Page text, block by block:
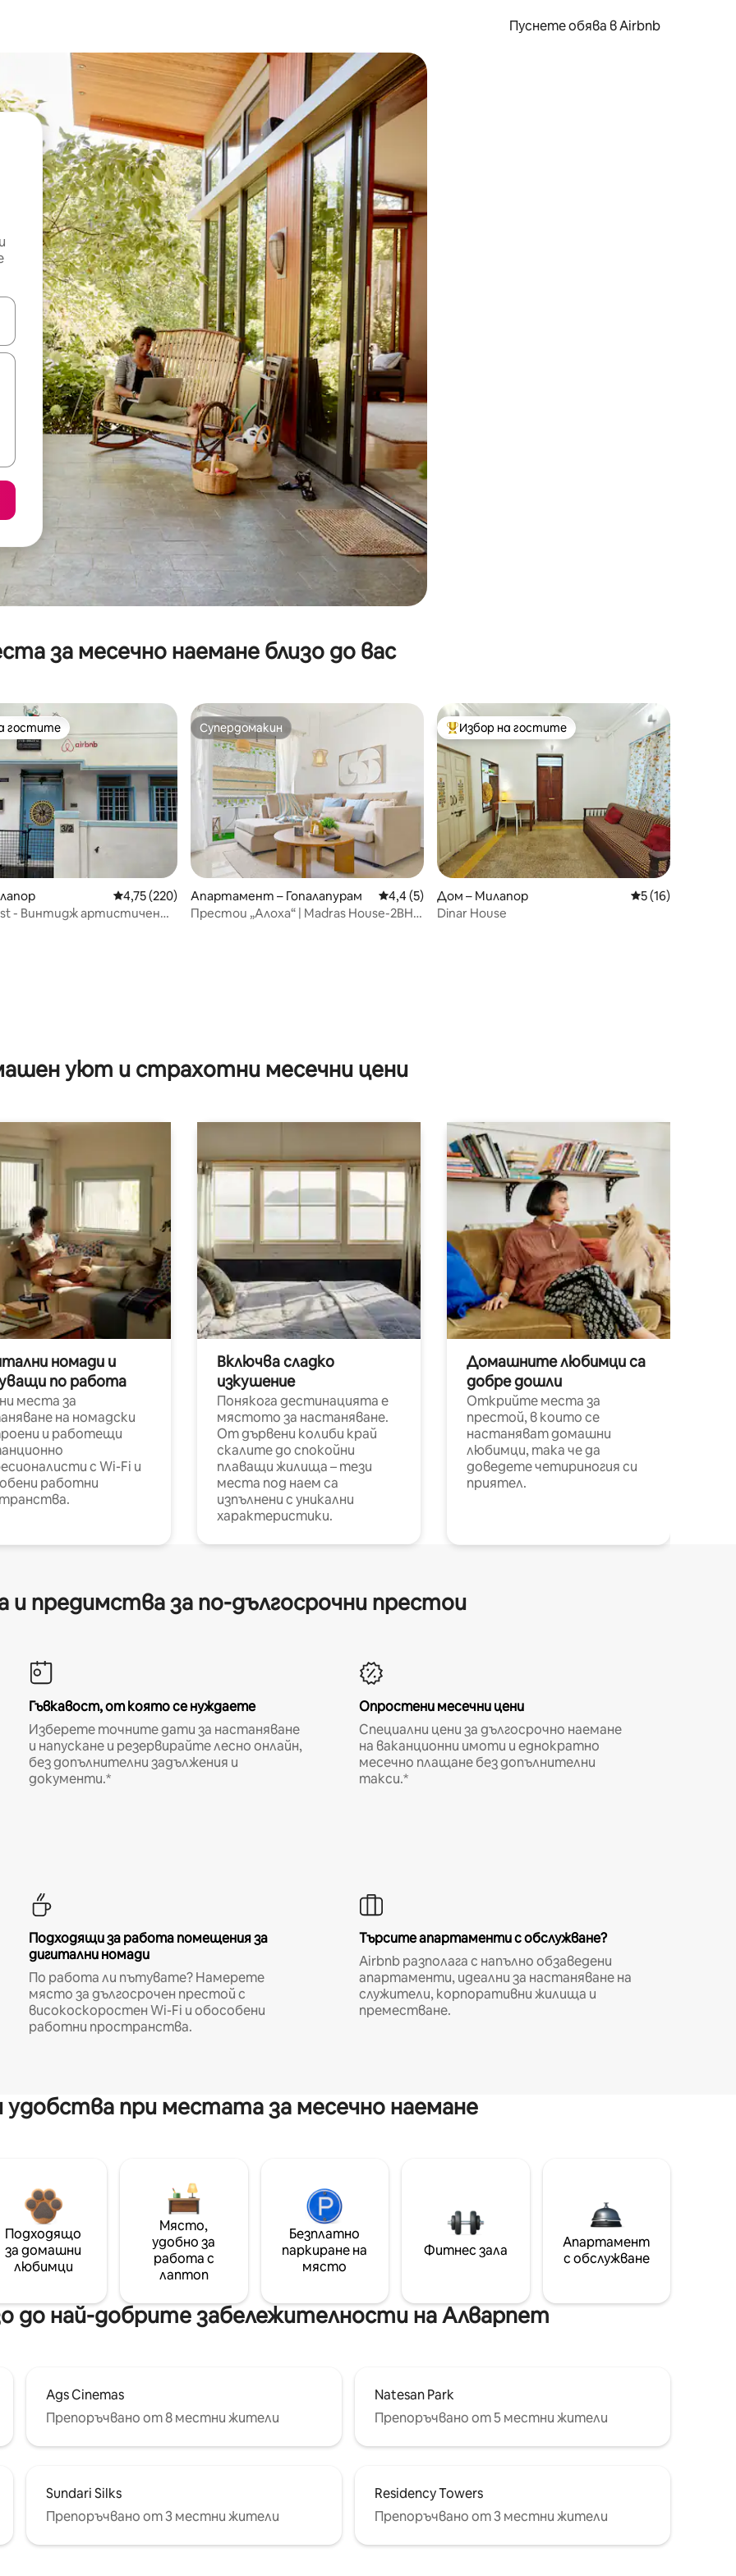
Пуснете обява в Airbnb
със стрелки нагоре и надолу или навигирайте с докосване или плъзгане.
за месечно наемане близо до вас
5, 48 отзива
гостите
гостите
Средна оценка: 4,75 от 5, 220 отзива
4,75 (220)
- Винтидж артистичен
Супердомакин
Супердомакин
Апартамент – Гопалапурам Средна оценка: 4,4 от 5, 5 отзива
4,4 (5)
Престои „Алоха“ | Madras House-2BHK
Най-популярен избор на гостите
Избор на гостите
Дом – Милапор Средна оценка:
5 (16)
Dinar House
уют и страхотни месечни цени
номади и
по работа
места за
на номадски
и работещи
с Wi-Fi и
работни
Включва сладко
изкушение
Понякога дестинацията е
мястото за настаняване.
От дървени колиби край
скалите до спокойни
плаващи жилища – тези
места под наем са
изпълнени с уникални
характеристики.
Домашните любимци са
добре дошли
Открийте места за
престой, в които се
настаняват домашни
любимци, така че да
доведете четириногия си
приятел.
и предимства за по-дългосрочни престои
Гъвкавост, от която се нуждаете
Изберете точните дати за настаняване
и напускане и резервирайте лесно онлайн,
без допълнителни задължения и
документи.*
Опростени месечни цени
Специални цени за дългосрочно наемане
на ваканционни имоти и еднократно
месечно плащане без допълнителни
такси.*
Подходящи за работа помещения за
дигитални номади
По работа ли пътувате? Намерете
място за дългосрочен престой с
високоскоростен Wi-Fi и обособени
работни пространства.
Търсите апартаменти с обслужване?
Airbnb разполага с напълно обзаведени
апартаменти, идеални за настаняване на
служители, корпоративни жилища и
преместване.
удобства при местата за месечно наемане
Подходящо
за домашни
любимци
Място,
удобно за
работа с
лаптоп
Безплатно
паркиране на
място
Фитнес зала
Апартамент
с обслужване
до най-добрите забележителности на Алварпет
Ags Cinemas
Препоръчвано от 8 местни жители
Natesan Park
Препоръчвано от 5 местни жители
Sundari Silks
Препоръчвано от 3 местни жители
Residency Towers
Препоръчвано от 3 местни жители